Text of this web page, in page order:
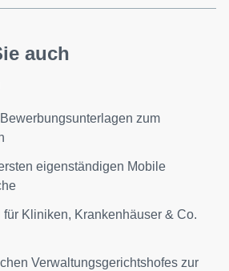
auch
zum
eigenständigen Mobile
für Kliniken, Krankenhäuser & Co.
Verwaltungsgerichtshofes zur